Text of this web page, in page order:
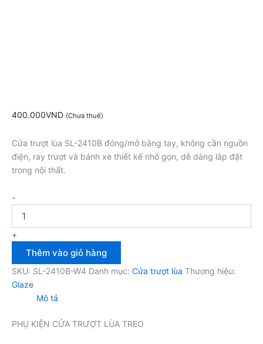
400.000VND (Chưa thuế)
Cửa trượt lùa SL-2410B đóng/mở bằng tay, không cần nguồn
điện, ray trượt và bánh xe thiết kế nhỏ gọn, dễ dàng lắp đặt
trong nội thất.
-
+
Thêm vào giỏ hàng
SKU: SL-2410B-W4 Danh mục: Cửa trượt lùa Thương hiệu:
Glaze
Mô tả
PHỤ KIỆN CỬA TRƯỢT LÙA TREO